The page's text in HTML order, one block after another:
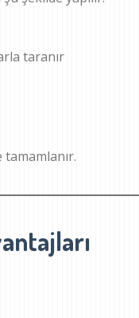
taranır
tamamlanır.